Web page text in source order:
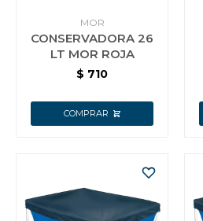
MOR
CONSERVADORA 26
LT MOR ROJA
$ 710